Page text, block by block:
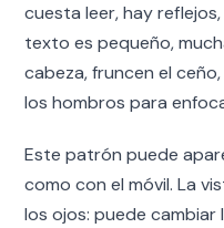
cuesta leer, hay
texto es pequeño,
cabeza, fruncen el
los hombros para
Este patrón puede
como con el móvil. La
los ojos: puede